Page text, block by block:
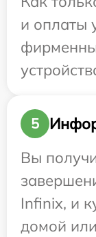
и оплаты
5
Вы
Infinix, и
домой